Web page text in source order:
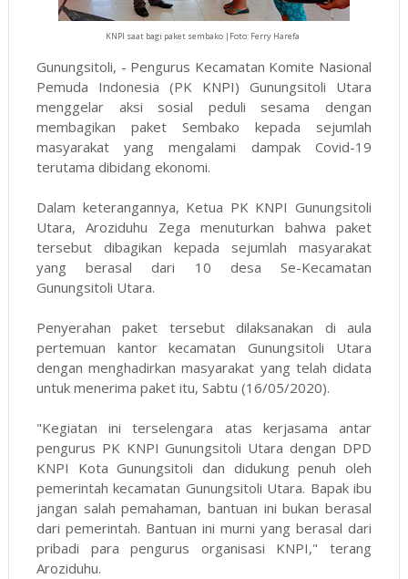
KNPI saat bagi paket sembako |Foto: Ferry Harefa
Gunungsitoli, - Pengurus Kecamatan Komite Nasional
Pemuda Indonesia (PK KNPI) Gunungsitoli Utara
menggelar aksi sosial peduli sesama dengan
membagikan paket Sembako kepada sejumlah
masyarakat yang mengalami dampak Covid-19
terutama dibidang ekonomi.
Dalam keterangannya, Ketua PK KNPI Gunungsitoli
Utara, Aroziduhu Zega menuturkan bahwa paket
tersebut dibagikan kepada sejumlah masyarakat
yang berasal dari 10 desa Se-Kecamatan
Gunungsitoli Utara.
Penyerahan paket tersebut dilaksanakan di aula
pertemuan kantor kecamatan Gunungsitoli Utara
dengan menghadirkan masyarakat yang telah didata
untuk menerima paket itu, Sabtu (16/05/2020).
"Kegiatan ini terselengara atas kerjasama antar
pengurus PK KNPI Gunungsitoli Utara dengan DPD
KNPI Kota Gunungsitoli dan didukung penuh oleh
pemerintah kecamatan Gunungsitoli Utara. Bapak ibu
jangan salah pemahaman, bantuan ini bukan berasal
dari pemerintah. Bantuan ini murni yang berasal dari
pribadi para pengurus organisasi KNPI," terang
Aroziduhu.